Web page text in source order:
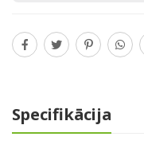
Specifikācija